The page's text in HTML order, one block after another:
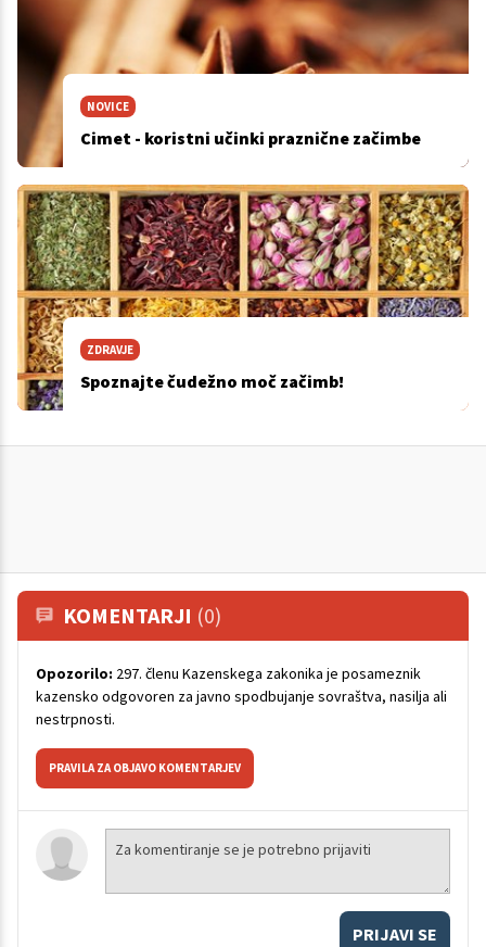
NOVICE
Cimet - koristni učinki praznične začimbe
ZDRAVJE
Spoznajte čudežno moč začimb!
KOMENTARJI (0)
Opozorilo: 297. členu Kazenskega zakonika je posameznik
kazensko odgovoren za javno spodbujanje sovraštva, nasilja ali
nestrpnosti.
PRAVILA ZA OBJAVO KOMENTARJEV
PRIJAVI SE